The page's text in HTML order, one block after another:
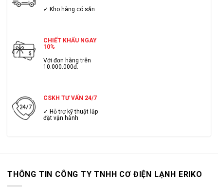
✓ Kho hàng có sẳn
CHIẾT KHẤU NGAY
10%
Với đơn hàng trên
10.000.000đ.
CSKH TƯ VẤN 24/7
✓ Hỗ trợ kỹ thuật lắp
đặt vận hành
THÔNG TIN CÔNG TY TNHH CƠ ĐIỆN LẠNH ERIKO